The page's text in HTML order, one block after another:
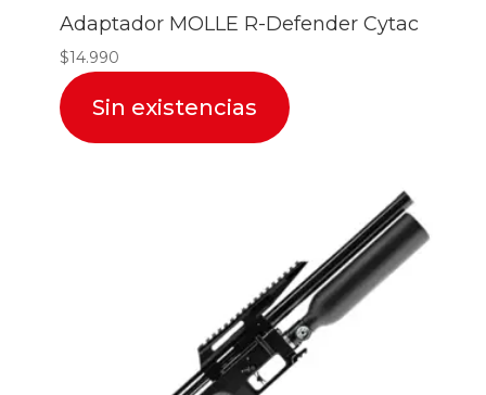
Adaptador MOLLE R-Defender Cytac
$14.990
Sin existencias